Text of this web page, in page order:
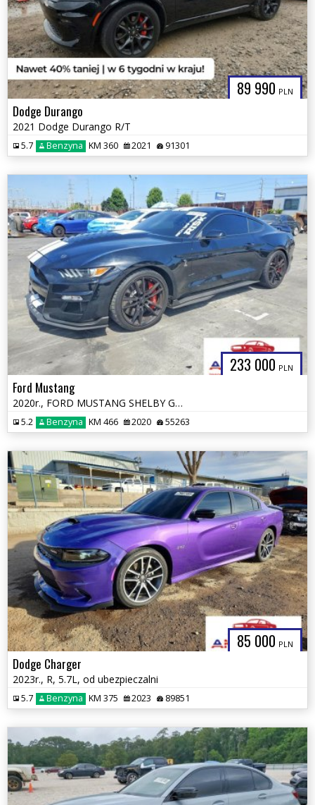
89 990 PLN
Dodge Durango
2021 Dodge Durango R/T
5.7 Benzyna KM 360 2021 91301
233 000 PLN
Ford Mustang
2020r., FORD MUSTANG SHELBY GT500, 5.2L, od ubezpieczalni
5.2 Benzyna KM 466 2020 55263
85 000 PLN
Dodge Charger
2023r., R, 5.7L, od ubezpieczalni
5.7 Benzyna KM 375 2023 89851